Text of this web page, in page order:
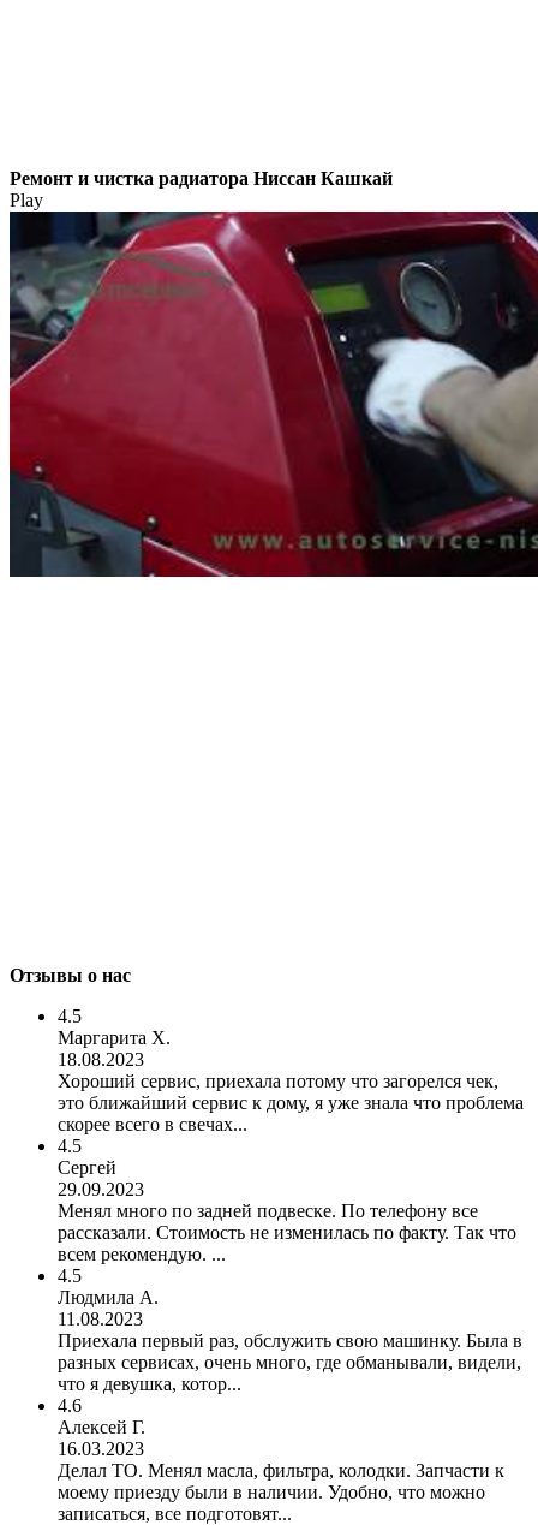
Ремонт и чистка радиатора Ниссан Кашкай
Play
Отзывы о нас
4.5
Маргарита Х.
18.08.2023
Хороший сервис, приехала потому что загорелся чек,
это ближайший сервис к дому, я уже знала что проблема
скорее всего в свечах...
4.5
Сергей
29.09.2023
Менял много по задней подвеске. По телефону все
рассказали. Стоимость не изменилась по факту. Так что
всем рекомендую. ...
4.5
Людмила А.
11.08.2023
Приехала первый раз, обслужить свою машинку. Была в
разных сервисах, очень много, где обманывали, видели,
что я девушка, котор...
4.6
Алексей Г.
16.03.2023
Делал ТО. Менял масла, фильтра, колодки. Запчасти к
моему приезду были в наличии. Удобно, что можно
записаться, все подготовят...